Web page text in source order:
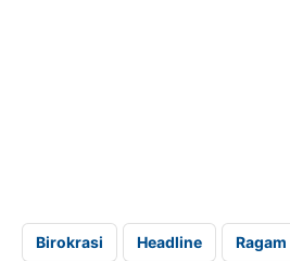
Birokrasi Headline Ragam